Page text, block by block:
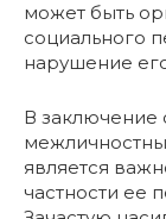
может быть
социального
нарушение
В заключение
является
частности ее